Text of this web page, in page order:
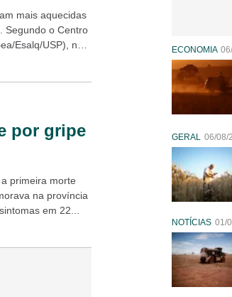
mais aquecidas
Segundo o Centro
Esalq/USP), no
por gripe
primeira morte
na província
em 22...
ECONOMIA
GERAL 06/08/
NOTÍCIAS 01/